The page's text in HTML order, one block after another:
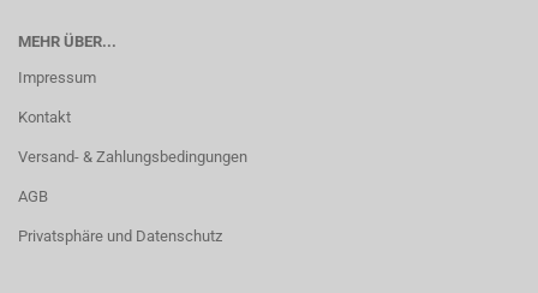
MEHR ÜBER...
Impressum
Kontakt
Versand- & Zahlungsbedingungen
AGB
Privatsphäre und Datenschutz